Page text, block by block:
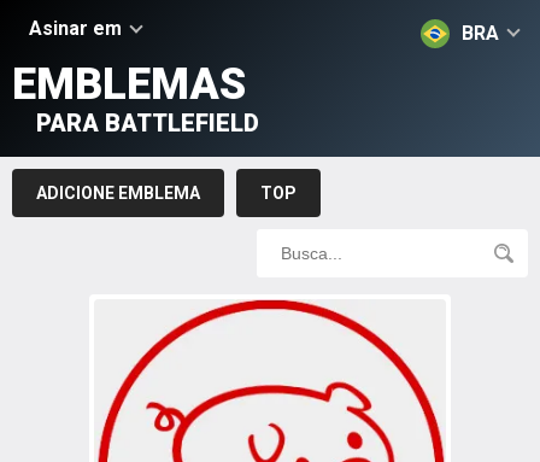
Asinar em BRA
EMBLEMAS
PARA BATTLEFIELD
ADICIONE EMBLEMA TOP